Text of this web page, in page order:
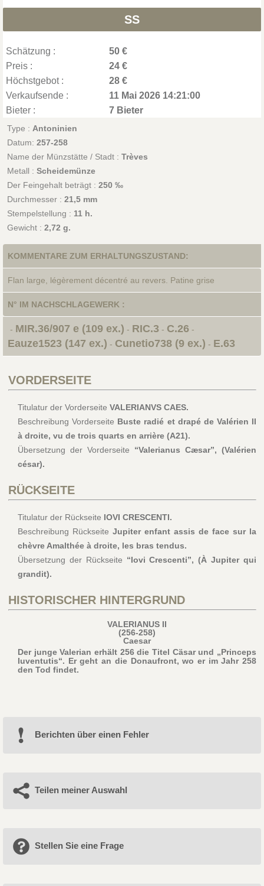
SS
Schätzung :
50 €
Preis :
24 €
Höchstgebot :
28 €
Verkaufsende :
11 Mai 2026 14:21:00
Bieter :
7 Bieter
Type : Antoninien
Datum: 257-258
Name der Münzstätte / Stadt : Trèves
Metall : Scheidemünze
Der Feingehalt beträgt : 250 ‰
Durchmesser : 21,5 mm
Stempelstellung : 11 h.
Gewicht : 2,72 g.
KOMMENTARE ZUM ERHALTUNGSZUSTAND:
Flan large, légèrement décentré au revers. Patine grise
N° IM NACHSCHLAGEWERK :
- MIR.36/907 e (109 ex.) - RIC.3 - C.26 -
Eauze1523 (147 ex.) - Cunetio738 (9 ex.) - E.63
VORDERSEITE
Titulatur der Vorderseite VALERIANVS CAES.
Beschreibung Vorderseite Buste radié et drapé de Valérien II
à droite, vu de trois quarts en arrière (A21).
Übersetzung der Vorderseite “Valerianus Cæsar”, (Valérien
césar).
RÜCKSEITE
Titulatur der Rückseite IOVI CRESCENTI.
Beschreibung Rückseite Jupiter enfant assis de face sur la
chèvre Amalthée à droite, les bras tendus.
Übersetzung der Rückseite “Iovi Crescenti”, (À Jupiter qui
grandit).
HISTORISCHER HINTERGRUND
VALERIANUS II
(256-258)
Caesar
Der junge Valerian erhält 256 die Titel Cäsar und „Princeps
Iuventutis“. Er geht an die Donaufront, wo er im Jahr 258
den Tod findet.
Berichten über einen Fehler
Teilen meiner Auswahl
Stellen Sie eine Frage